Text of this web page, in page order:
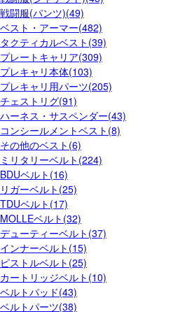
戦闘服(パンツ)(49)
ベスト・アーマー(482)
タクティカルベスト(39)
プレートキャリア(309)
プレキャリ本体(103)
プレキャリ用パーツ(205)
チェストリグ(91)
ハーネス・サスペンダー(43)
コンシールメントベスト(8)
その他のベスト(6)
ミリタリーベルト(224)
BDUベルト(16)
リガーベルト(25)
TDUベルト(17)
MOLLEベルト(32)
デューティーベルト(37)
インナーベルト(15)
ピストルベルト(25)
カートリッジベルト(10)
ベルトパッド(43)
ベルトパーツ(38)